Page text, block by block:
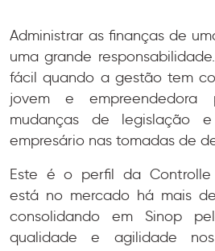
Administrar as finanças de
uma grande
fácil quando a gestão tem
jovem e empreendedora
mudanças de legislação
empresário nas tomadas de
Este é o perfil da Controlle
está no mercado há mais
consolidando em Sinop
qualidade e agilidade nos